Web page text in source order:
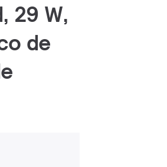
29 W,
de